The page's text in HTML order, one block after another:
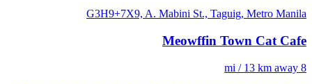
G3H9+7X9, A. Mabini St., Taguig, Metro Manila
Meowffin Town Cat Cafe
8 mi / 13 km away